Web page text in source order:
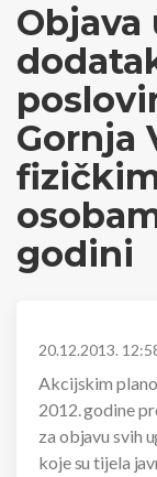
Objava
Gornja
godini
20.12.2013.
Akcijskim
2012. godine
za objavu svih
koje su tijela